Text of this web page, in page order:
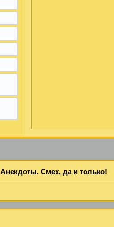
Анекдоты. Смех, да и только!